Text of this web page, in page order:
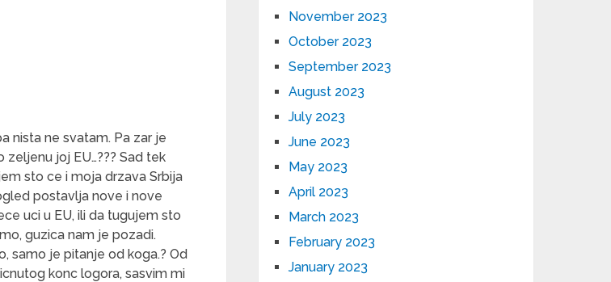
nista ne svatam. Pa zar je
joj EU…??? Sad tek
sto ce i moja drzava Srbija
postavlja nove i nove
uci u EU, ili da tugujem sto
guzica nam je pozadi.
samo je pitanje od koga.? Od
konc logora, sasvim mi
November 2023
October 2023
September 2023
August 2023
July 2023
June 2023
May 2023
April 2023
March 2023
February 2023
January 2023